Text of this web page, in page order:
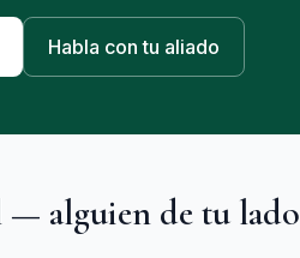
Habla con tu aliado
— alguien de tu lado